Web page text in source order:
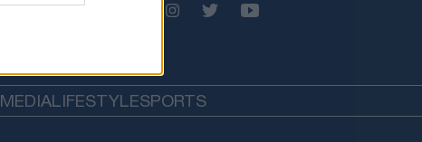
MEDIALIFESTYLESPORTS